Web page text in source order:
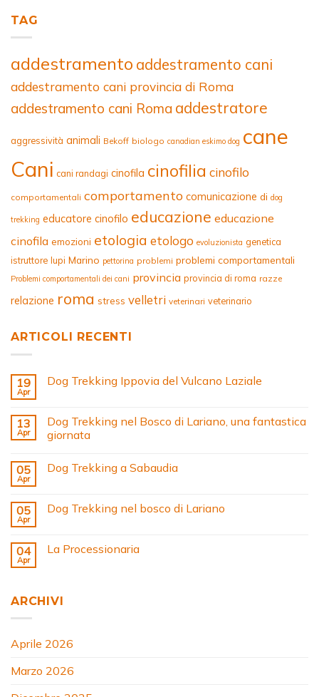
TAG
addestramento addestramento cani
addestramento cani provincia di Roma
addestramento cani Roma addestratore
aggressività animali Bekoff biologo canadian eskimo dog cane
Cani cani randagi cinofila cinofilia cinofilo
comportamentali comportamento comunicazione di dog
trekking educatore cinofilo educazione educazione
cinofila emozioni etologia etologo evoluzionista genetica
istruttore lupi Marino pettorina problemi problemi comportamentali
Problemi comportamentali dei cani provincia provincia di roma razze
relazione roma stress velletri veterinari veterinario
ARTICOLI RECENTI
19
Apr
Dog Trekking Ippovia del Vulcano Laziale
13
Apr
Dog Trekking nel Bosco di Lariano, una fantastica
giornata
05
Apr
Dog Trekking a Sabaudia
05
Apr
Dog Trekking nel bosco di Lariano
04
Apr
La Processionaria
ARCHIVI
Aprile 2026
Marzo 2026